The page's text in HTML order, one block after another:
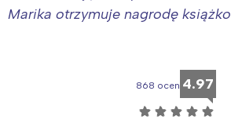
Marika otrzymuje nagrodę
868 ocen 4.97
☆ ☆ ☆ ☆ ☆